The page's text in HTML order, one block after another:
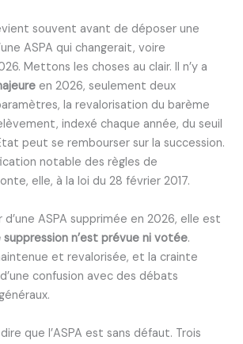
souvent avant de déposer une
ASPA qui changerait, voire
Mettons les choses au clair. Il n’y a
en 2026, seulement deux
la revalorisation du barème
indexé chaque année, du seuil
peut se rembourser sur la succession.
notable des règles de
elle, à la loi du 28 février 2017.
ASPA supprimée en 2026, elle est
suppression n’est prévue ni votée.
et revalorisée, et la crainte
confusion avec des débats
que l’ASPA est sans défaut. Trois